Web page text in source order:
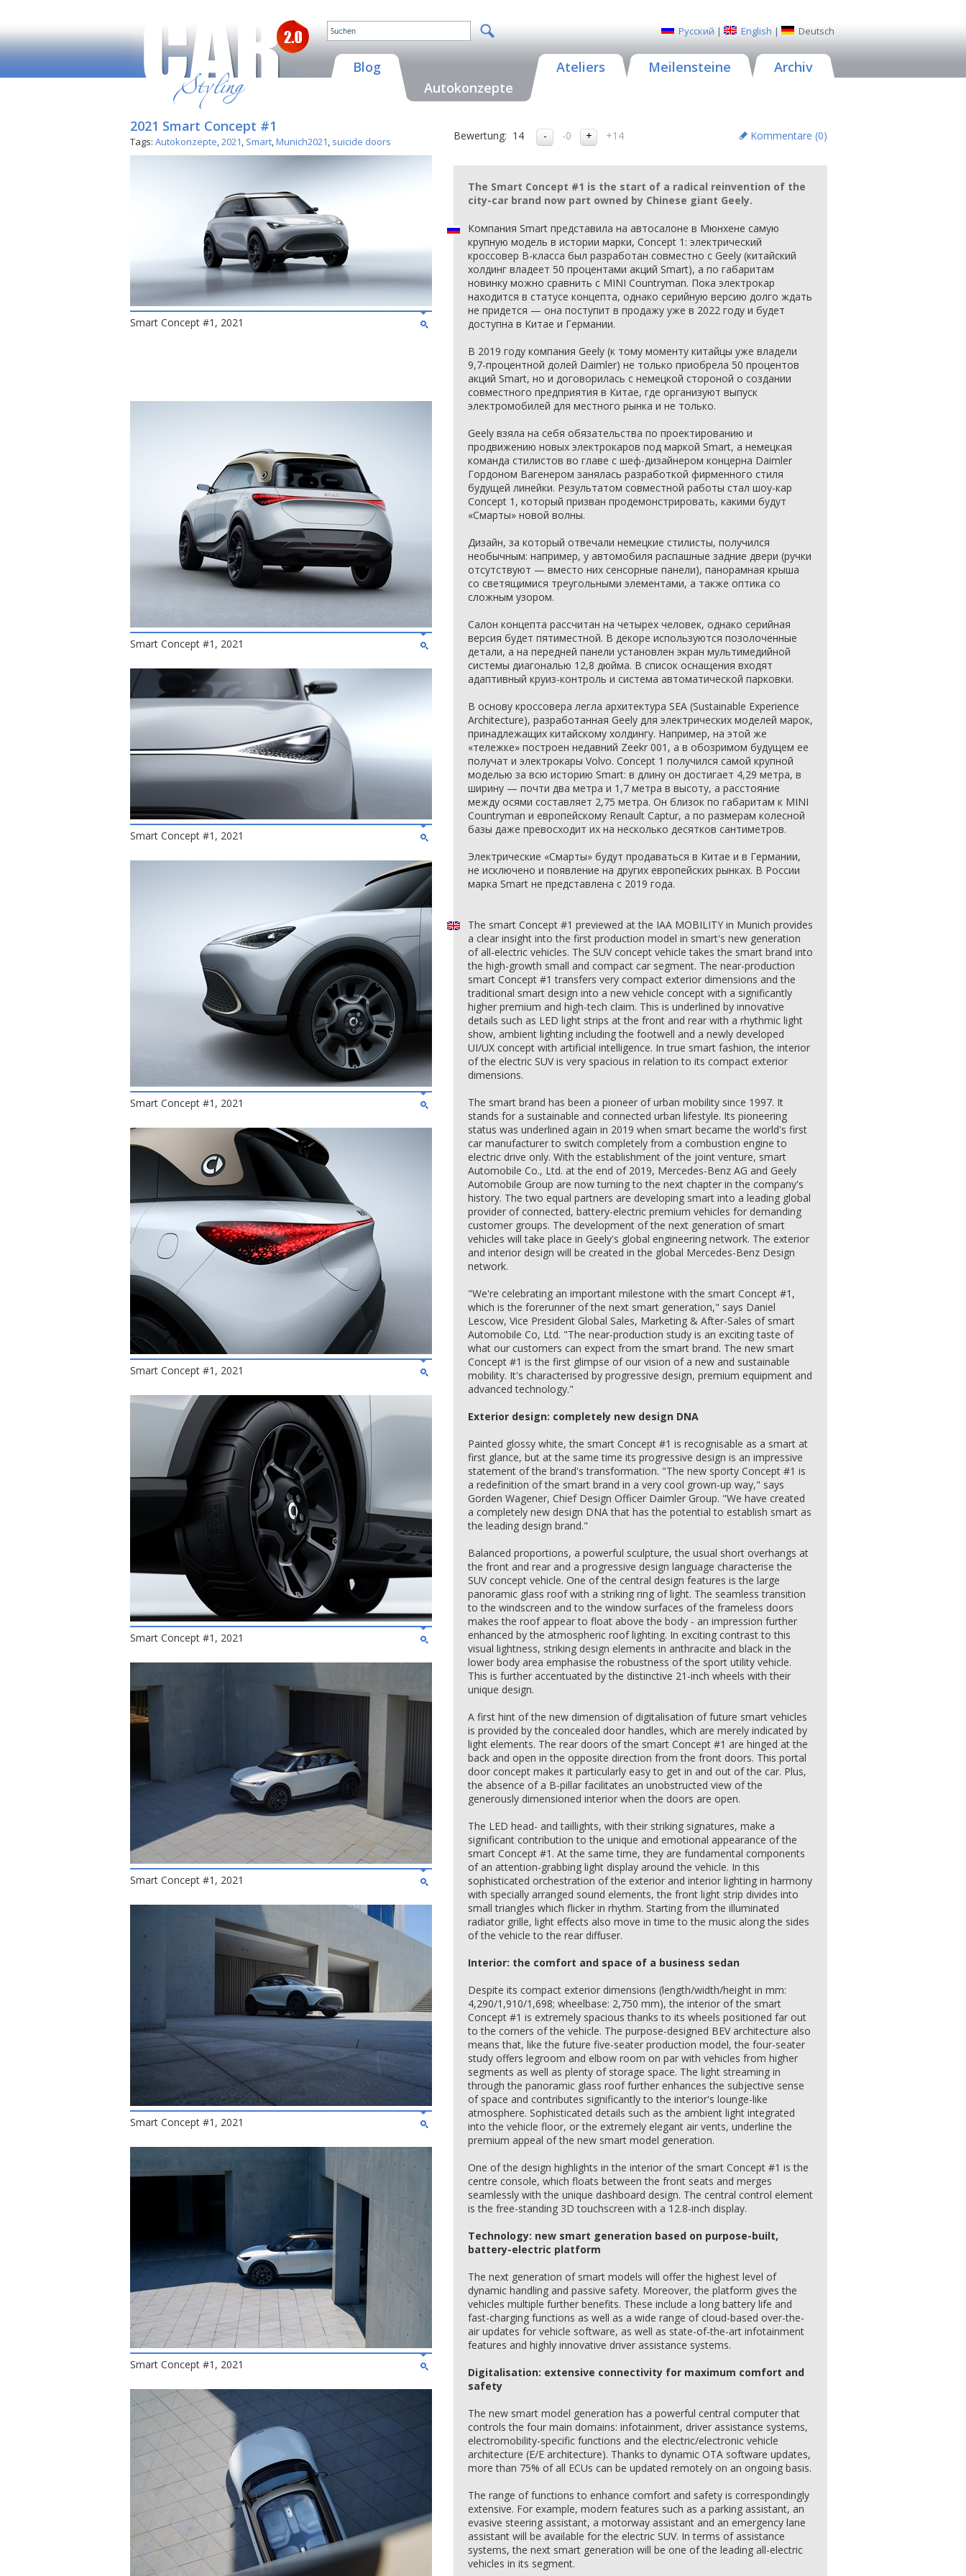
Русский | English | Deutsch
Blog
Autokonzepte
Ateliers Meilensteine Archiv
2021 Smart Concept #1
Tags: Autokonzepte,2021, Smart,Munich2021, suicide doors
Smart Concept #1, 2021
Smart Concept #1, 2021
Smart Concept #1, 2021
Smart Concept #1, 2021
Smart Concept #1, 2021
Smart Concept #1, 2021
Smart Concept #1, 2021
Smart Concept #1, 2021
Smart Concept #1, 2021
Bewertung: 14 -0 +14 Kommentare (0)
The Smart Concept #1 is the start of a radical reinvention of the
city-car brand now part owned by Chinese giant Geely.
Компания Smart представила на автосалоне в Мюнхене самую
крупную модель в истории марки, Concept 1: электрический
кроссовер B-класса был разработан совместно с Geely (китайский
холдинг владеет 50 процентами акций Smart), а по габаритам
новинку можно сравнить с MINI Countryman. Пока электрокар
находится в статусе концепта, однако серийную версию долго ждать
не придется — она поступит в продажу уже в 2022 году и будет
доступна в Китае и Германии.
В 2019 году компания Geely (к тому моменту китайцы уже владели
9,7-процентной долей Daimler) не только приобрела 50 процентов
акций Smart, но и договорилась с немецкой стороной о создании
совместного предприятия в Китае, где организуют выпуск
электромобилей для местного рынка и не только.
Geely взяла на себя обязательства по проектированию и
продвижению новых электрокаров под маркой Smart, а немецкая
команда стилистов во главе с шеф-дизайнером концерна Daimler
Гордоном Вагенером занялась разработкой фирменного стиля
будущей линейки. Результатом совместной работы стал шоу-кар
Concept 1, который призван продемонстрировать, какими будут
«Смарты» новой волны.
Дизайн, за который отвечали немецкие стилисты, получился
необычным: например, у автомобиля распашные задние двери (ручки
отсутствуют — вместо них сенсорные панели), панорамная крыша
со светящимися треугольными элементами, а также оптика со
сложным узором.
Салон концепта рассчитан на четырех человек, однако серийная
версия будет пятиместной. В декоре используются позолоченные
детали, а на передней панели установлен экран мультимедийной
системы диагональю 12,8 дюйма. В список оснащения входят
адаптивный круиз-контроль и система автоматической парковки.
В основу кроссовера легла архитектура SEA (Sustainable Experience
Architecture), разработанная Geely для электрических моделей марок,
принадлежащих китайскому холдингу. Например, на этой же
«тележке» построен недавний Zeekr 001, а в обозримом будущем ее
получат и электрокары Volvo. Concept 1 получился самой крупной
моделью за всю историю Smart: в длину он достигает 4,29 метра, в
ширину — почти два метра и 1,7 метра в высоту, а расстояние
между осями составляет 2,75 метра. Он близок по габаритам к MINI
Countryman и европейскому Renault Captur, а по размерам колесной
базы даже превосходит их на несколько десятков сантиметров.
Электрические «Смарты» будут продаваться в Китае и в Германии,
не исключено и появление на других европейских рынках. В России
марка Smart не представлена с 2019 года.
The smart Concept #1 previewed at the IAA MOBILITY in Munich provides
a clear insight into the first production model in smart's new generation
of all-electric vehicles. The SUV concept vehicle takes the smart brand into
the high-growth small and compact car segment. The near-production
smart Concept #1 transfers very compact exterior dimensions and the
traditional smart design into a new vehicle concept with a significantly
higher premium and high-tech claim. This is underlined by innovative
details such as LED light strips at the front and rear with a rhythmic light
show, ambient lighting including the footwell and a newly developed
UI/UX concept with artificial intelligence. In true smart fashion, the interior
of the electric SUV is very spacious in relation to its compact exterior
dimensions.
The smart brand has been a pioneer of urban mobility since 1997. It
stands for a sustainable and connected urban lifestyle. Its pioneering
status was underlined again in 2019 when smart became the world's first
car manufacturer to switch completely from a combustion engine to
electric drive only. With the establishment of the joint venture, smart
Automobile Co., Ltd. at the end of 2019, Mercedes-Benz AG and Geely
Automobile Group are now turning to the next chapter in the company's
history. The two equal partners are developing smart into a leading global
provider of connected, battery-electric premium vehicles for demanding
customer groups. The development of the next generation of smart
vehicles will take place in Geely's global engineering network. The exterior
and interior design will be created in the global Mercedes-Benz Design
network.
"We're celebrating an important milestone with the smart Concept #1,
which is the forerunner of the next smart generation," says Daniel
Lescow, Vice President Global Sales, Marketing & After-Sales of smart
Automobile Co, Ltd. "The near-production study is an exciting taste of
what our customers can expect from the smart brand. The new smart
Concept #1 is the first glimpse of our vision of a new and sustainable
mobility. It's characterised by progressive design, premium equipment and
advanced technology."
Exterior design: completely new design DNA
Painted glossy white, the smart Concept #1 is recognisable as a smart at
first glance, but at the same time its progressive design is an impressive
statement of the brand's transformation. "The new sporty Concept #1 is
a redefinition of the smart brand in a very cool grown-up way," says
Gorden Wagener, Chief Design Officer Daimler Group. "We have created
a completely new design DNA that has the potential to establish smart as
the leading design brand."
Balanced proportions, a powerful sculpture, the usual short overhangs at
the front and rear and a progressive design language characterise the
SUV concept vehicle. One of the central design features is the large
panoramic glass roof with a striking ring of light. The seamless transition
to the windscreen and to the window surfaces of the frameless doors
makes the roof appear to float above the body - an impression further
enhanced by the atmospheric roof lighting. In exciting contrast to this
visual lightness, striking design elements in anthracite and black in the
lower body area emphasise the robustness of the sport utility vehicle.
This is further accentuated by the distinctive 21-inch wheels with their
unique design.
A first hint of the new dimension of digitalisation of future smart vehicles
is provided by the concealed door handles, which are merely indicated by
light elements. The rear doors of the smart Concept #1 are hinged at the
back and open in the opposite direction from the front doors. This portal
door concept makes it particularly easy to get in and out of the car. Plus,
the absence of a B-pillar facilitates an unobstructed view of the
generously dimensioned interior when the doors are open.
The LED head- and taillights, with their striking signatures, make a
significant contribution to the unique and emotional appearance of the
smart Concept #1. At the same time, they are fundamental components
of an attention-grabbing light display around the vehicle. In this
sophisticated orchestration of the exterior and interior lighting in harmony
with specially arranged sound elements, the front light strip divides into
small triangles which flicker in rhythm. Starting from the illuminated
radiator grille, light effects also move in time to the music along the sides
of the vehicle to the rear diffuser.
Interior: the comfort and space of a business sedan
Despite its compact exterior dimensions (length/width/height in mm:
4,290/1,910/1,698; wheelbase: 2,750 mm), the interior of the smart
Concept #1 is extremely spacious thanks to its wheels positioned far out
to the corners of the vehicle. The purpose-designed BEV architecture also
means that, like the future five-seater production model, the four-seater
study offers legroom and elbow room on par with vehicles from higher
segments as well as plenty of storage space. The light streaming in
through the panoramic glass roof further enhances the subjective sense
of space and contributes significantly to the interior's lounge-like
atmosphere. Sophisticated details such as the ambient light integrated
into the vehicle floor, or the extremely elegant air vents, underline the
premium appeal of the new smart model generation.
One of the design highlights in the interior of the smart Concept #1 is the
centre console, which floats between the front seats and merges
seamlessly with the unique dashboard design. The central control element
is the free-standing 3D touchscreen with a 12.8-inch display.
Technology: new smart generation based on purpose-built,
battery-electric platform
The next generation of smart models will offer the highest level of
dynamic handling and passive safety. Moreover, the platform gives the
vehicles multiple further benefits. These include a long battery life and
fast-charging functions as well as a wide range of cloud-based over-the-
air updates for vehicle software, as well as state-of-the-art infotainment
features and highly innovative driver assistance systems.
Digitalisation: extensive connectivity for maximum comfort and
safety
The new smart model generation has a powerful central computer that
controls the four main domains: infotainment, driver assistance systems,
electromobility-specific functions and the electric/electronic vehicle
architecture (E/E architecture). Thanks to dynamic OTA software updates,
more than 75% of all ECUs can be updated remotely on an ongoing basis.
The range of functions to enhance comfort and safety is correspondingly
extensive. For example, modern features such as a parking assistant, an
evasive steering assistant, a motorway assistant and an emergency lane
assistant will be available for the electric SUV. In terms of assistance
systems, the next smart generation will be one of the leading all-electric
vehicles in its segment.